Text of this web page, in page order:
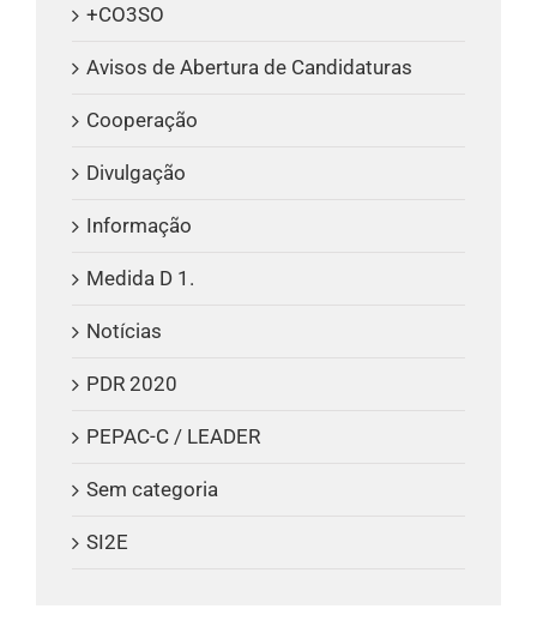
+CO3SO
Avisos de Abertura de Candidaturas
Cooperação
Divulgação
Informação
Medida D 1.
Notícias
PDR 2020
PEPAC-C / LEADER
Sem categoria
SI2E